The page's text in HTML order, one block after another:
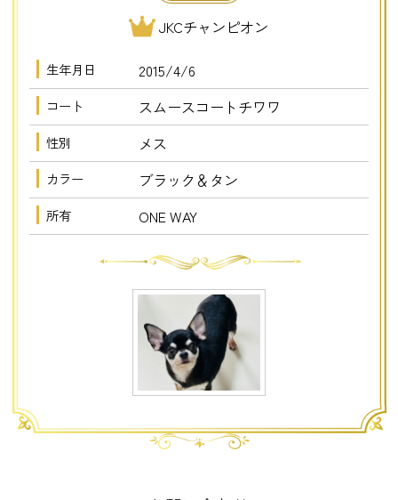
JKCチャンピオン
生年月日 2015/4/6
コート スムースコートチワワ
性別 メス
カラー ブラック＆タン
所有 ONE WAY